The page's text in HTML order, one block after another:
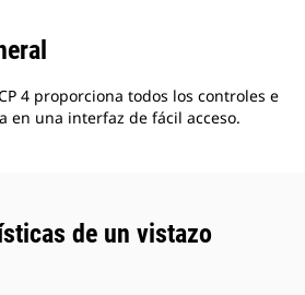
4 proporciona todos los controles e
en una interfaz de fácil acceso.
de un vistazo